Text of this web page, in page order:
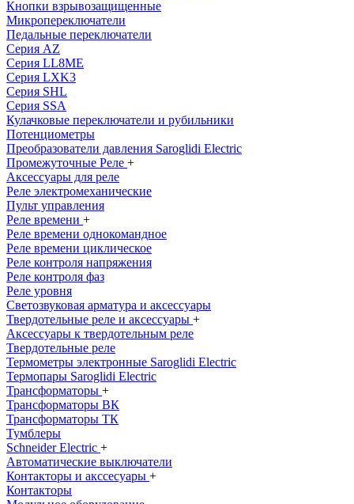
Кнопки взрывозащищенные
Микропереключатели
Педальные переключатели
Серия AZ
Серия LL8ME
Серия LXK3
Серия SHL
Серия SSA
Кулачковые переключатели и рубильники
Потенциометры
Преобразователи давления Saroglidi Electric
Промежуточные Реле +
Аксессуары для реле
Реле электромеханические
Пульт управления
Реле времени +
Реле времени однокомандное
Реле времени циклическое
Реле контроля напряжения
Реле контроля фаз
Реле уровня
Светозвуковая арматура и аксессуары
Твердотельные реле и аксессуары +
Аксессуары к твердотельным реле
Твердотельные реле
Термометры электронные Saroglidi Electric
Термопары Saroglidi Electric
Трансформаторы +
Трансформаторы ВК
Трансформаторы ТК
Тумблеры
Schneider Electric +
Автоматические выключатели
Контакторы и акссесуары +
Контакторы